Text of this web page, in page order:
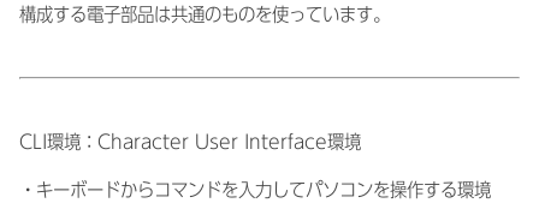
構成する電子部品は共通のものを使っています。
CLI環境：Character User Interface環境
・キーボードからコマンドを入力してパソコンを操作する環境